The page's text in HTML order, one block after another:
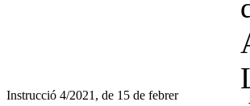
Instrucció 4/2021, de 15 de febrer